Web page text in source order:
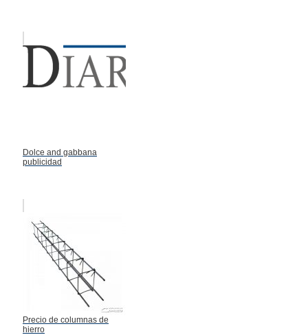
Dolce and gabbana
publicidad
Precio de columnas de
hierro